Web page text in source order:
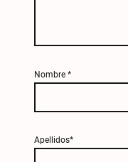
Nombre *
Apellidos*